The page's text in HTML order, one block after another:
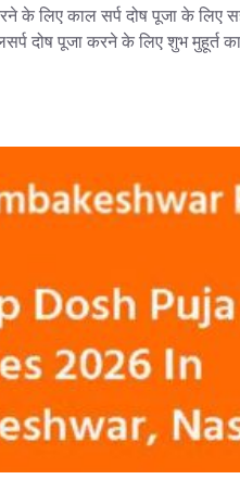
के लिए काल सर्प दोष पूजा के लिए
दोष पूजा करने के लिए शुभ मुहूर्त